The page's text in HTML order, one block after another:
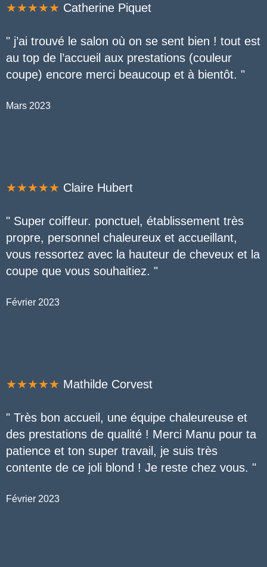
★★★★★ Catherine Piquet
" j’ai trouvé le salon où on se sent bien ! tout est
au top de l’accueil aux prestations (couleur
coupe) encore merci beaucoup et à bientôt. "
Mars 2023
★★★★★ Claire Hubert
" Super coiffeur. ponctuel, établissement très
propre, personnel chaleureux et accueillant,
vous ressortez avec la hauteur de cheveux et la
coupe que vous souhaitiez. "
Février 2023
★★★★★ Mathilde Corvest
" Très bon accueil, une équipe chaleureuse et
des prestations de qualité ! Merci Manu pour ta
patience et ton super travail, je suis très
contente de ce joli blond ! Je reste chez vous. "
Février 2023